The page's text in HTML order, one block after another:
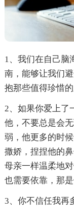
1、我们在自己脑
南，能够让我们
抱那些值得珍惜的
2、如果你爱上了
他，不要总是会
弱，他更多的时
撒娇，捏捏他的
母亲一样温柔地
也需要依靠，那
3、你不信任我再